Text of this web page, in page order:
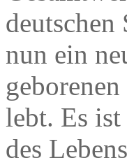
nun ein
lebt. Es
des